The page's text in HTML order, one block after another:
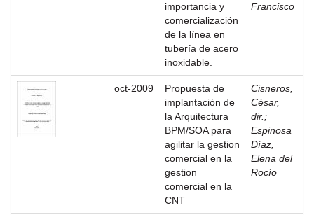
importancia y
comercialización
de la línea en
tubería de acero
inoxidable.
Francisco
oct-2009
Propuesta de
implantación de
la Arquitectura
BPM/SOA para
agilitar la gestion
comercial en la
gestion
comercial en la
CNT
Cisneros,
César,
dir. ;
Espinosa
Díaz,
Elena del
Rocío